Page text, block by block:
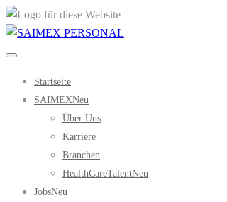
Startseite
SAIMEXNeu
Über Uns
Karriere
Branchen
HealthCareTalentNeu
JobsNeu